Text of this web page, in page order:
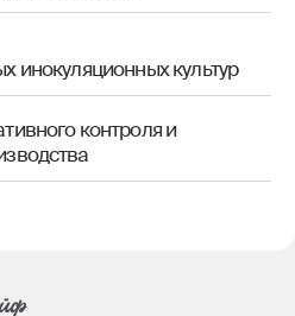
инокуляционных культур
контроля и